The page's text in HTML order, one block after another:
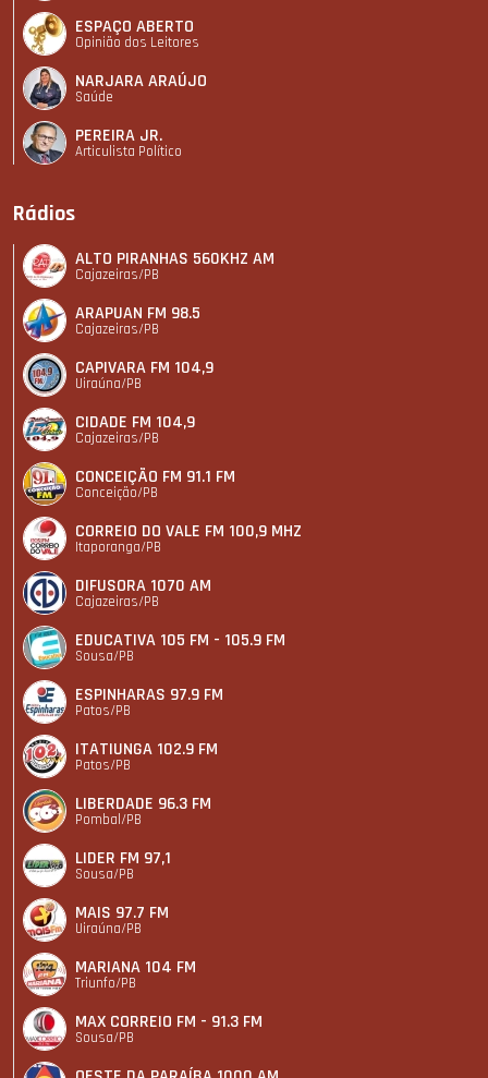
ESPAÇO ABERTO
Opinião dos Leitores
NARJARA ARAÚJO
Saúde
PEREIRA JR.
Articulista Polí­tico
Rádios
ALTO PIRANHAS 560KHZ AM
Cajazeiras/PB
ARAPUAN FM 98.5
Cajazeiras/PB
CAPIVARA FM 104,9
Uiraúna/PB
CIDADE FM 104,9
Cajazeiras/PB
CONCEIÇÃO FM 91.1 FM
Conceição/PB
CORREIO DO VALE FM 100,9 MHZ
Itaporanga/PB
DIFUSORA 1070 AM
Cajazeiras/PB
EDUCATIVA 105 FM - 105.9 FM
Sousa/PB
ESPINHARAS 97.9 FM
Patos/PB
ITATIUNGA 102.9 FM
Patos/PB
LIBERDADE 96.3 FM
Pombal/PB
LIDER FM 97,1
Sousa/PB
MAIS 97.7 FM
Uiraúna/PB
MARIANA 104 FM
Triunfo/PB
MAX CORREIO FM - 91.3 FM
Sousa/PB